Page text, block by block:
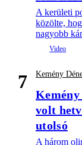
A kerületi
közölte,
nagyobb
7 Kemény
Kemény
volt
utolsó
A három